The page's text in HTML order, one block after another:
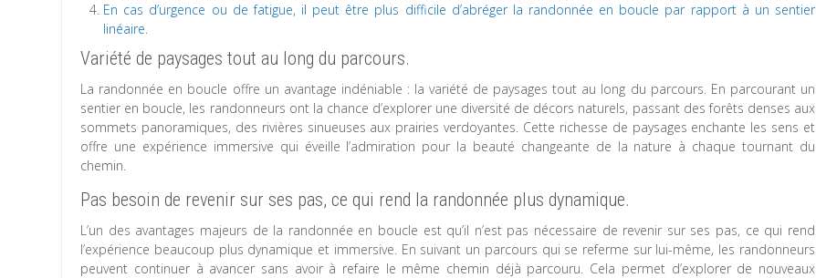
En cas d’urgence ou de fatigue, il peut être plus difficile d’abréger la randonnée en boucle par rapport à un sentier
linéaire.
Variété de paysages tout au long du parcours.
La randonnée en boucle offre un avantage indéniable : la variété de paysages tout au long du parcours. En parcourant un
sentier en boucle, les randonneurs ont la chance d’explorer une diversité de décors naturels, passant des forêts denses aux
sommets panoramiques, des rivières sinueuses aux prairies verdoyantes. Cette richesse de paysages enchante les sens et
offre une expérience immersive qui éveille l’admiration pour la beauté changeante de la nature à chaque tournant du
chemin.
Pas besoin de revenir sur ses pas, ce qui rend la randonnée plus dynamique.
L’un des avantages majeurs de la randonnée en boucle est qu’il n’est pas nécessaire de revenir sur ses pas, ce qui rend
l’expérience beaucoup plus dynamique et immersive. En suivant un parcours qui se referme sur lui-même, les randonneurs
peuvent continuer à avancer sans avoir à refaire le même chemin déjà parcouru. Cela permet d’explorer de nouveaux